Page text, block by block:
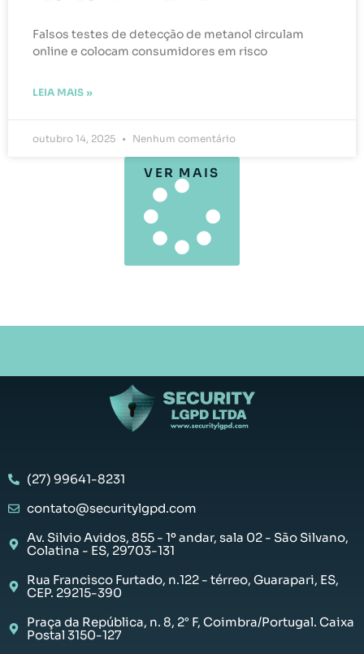
Falsos testes de detecção de metanol circulam
online e colocam consumidores em risco
LEIA MAIS »
outubro 14, 2025 Nenhum comentário
VER MAIS
(27) 99641-8231
contato@securitylgpd.com
Av. Silvio Avidos, 855 - 1º andar, sala 02 - São Silvano,
Colatina - ES, 29703-131
Rua Francisco Furtado, n.122 - térreo, Guarapari, ES,
CEP. 29215-390
Praça da República, n. 8, 2° F, Coimbra/Portugal. Caixa
Postal 3150-127